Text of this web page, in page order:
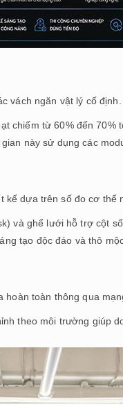
vách ngăn vật lý cố định.
chiếm từ 60% đến 70%
này sử dụng các
dựa trên số đo cơ thể
và ghế lưới hỗ trợ cột
tạo độc đáo và thô
toàn thông qua
theo môi trường giúp